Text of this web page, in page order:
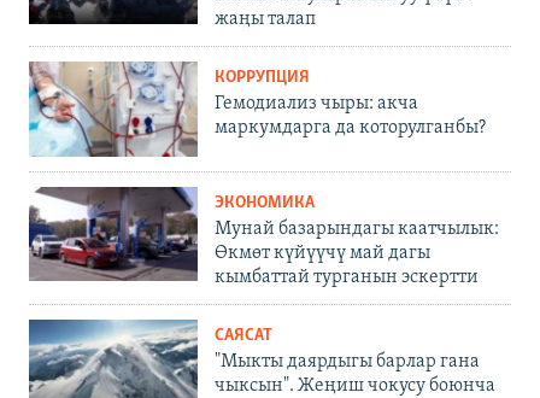
жаңы талап
КОРРУПЦИЯ
Гемодиализ чыры: акча
маркумдарга да которулганбы?
ЭКОНОМИКА
Мунай базарындагы каатчылык:
Өкмөт күйүүчү май дагы
кымбаттай турганын эскертти
САЯСАТ
"Мыкты даярдыгы барлар гана
чыксын". Жеңиш чокусу боюнча